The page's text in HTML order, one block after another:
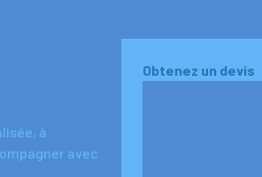
à
avec
Obtenez un devis